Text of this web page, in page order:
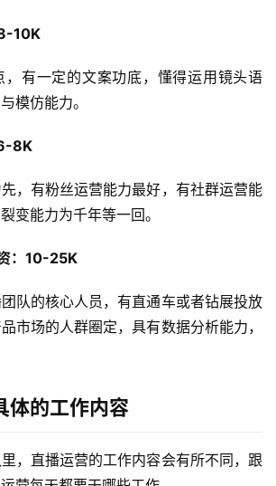
10K
，有一定的文案功底，懂得运用镜头语
模仿能力。
8K
，有粉丝运营能力最好，有社群运营能
变能力为千年等一回。
：10-25K
队的核心人员，有直通车或者钻展投放
市场的人群圈定，具有数据分析能力，
的工作内容
，直播运营的工作内容会有所不同，跟